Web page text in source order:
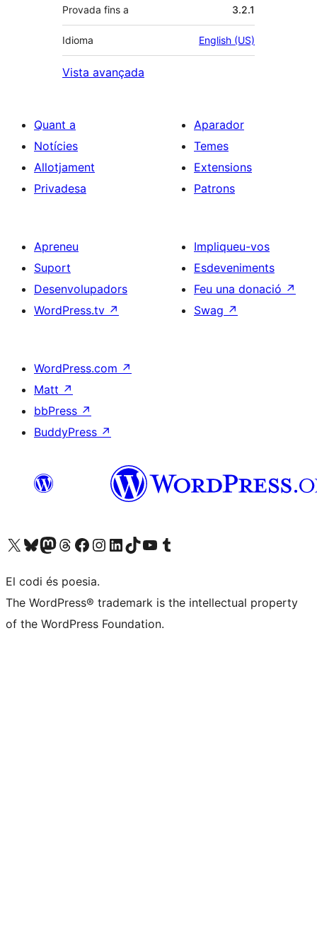
Provada fins a 3.2.1
Idioma English (US)
Vista avançada
Quant a
Notícies
Allotjament
Privadesa
Aparador
Temes
Extensions
Patrons
Apreneu
Suport
Desenvolupadors
WordPress.tv ↗
Impliqueu-vos
Esdeveniments
Feu una donació ↗
Swag ↗
WordPress.com ↗
Matt ↗
bbPress ↗
BuddyPress ↗
Visiteu el nostre compte X (abans Twitter)
Visiteu el nostre compte de Bluesky
Visiteu el nostre compte al Mastodon
Visiteu el nostre compte de Threads
Visiteu la nostra pàgina al Facebook
Visiteu el nostre compte d'Instagram
Visiteu el nostre compte de LinkedIn
Visiteu el nostre compte de TikTok
Visiteu el nostre canal al YouTube
Visiteu el nostre compte de Tumblr
El codi és poesia.
The WordPress® trademark is the intellectual property
of the WordPress Foundation.